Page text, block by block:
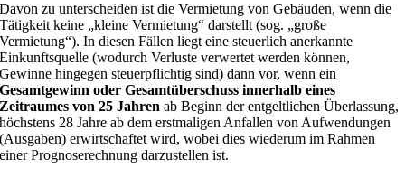
Davon zu unterscheiden ist die Vermietung von Gebäuden, wenn die
Tätigkeit keine „kleine Vermietung“ darstellt (sog. „große
Vermietung“). In diesen Fällen liegt eine steuerlich anerkannte
Einkunftsquelle (wodurch Verluste verwertet werden können,
Gewinne hingegen steuerpflichtig sind) dann vor, wenn ein
Gesamtgewinn oder Gesamtüberschuss innerhalb eines
Zeitraumes von 25 Jahren ab Beginn der entgeltlichen Überlassung,
höchstens 28 Jahre ab dem erstmaligen Anfallen von Aufwendungen
(Ausgaben) erwirtschaftet wird, wobei dies wiederum im Rahmen
einer Prognoserechnung darzustellen ist.